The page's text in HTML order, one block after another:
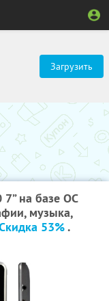
Загрузить
на базе ОС
музыка,
53%.